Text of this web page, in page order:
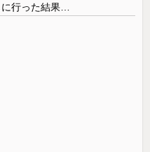
行った結果…